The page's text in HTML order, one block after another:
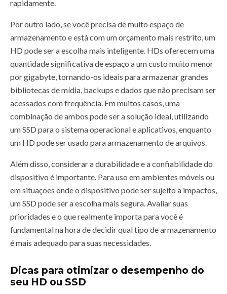
rapidamente.
Por outro lado, se você precisa de muito espaço de
armazenamento e está com um orçamento mais restrito, um
HD pode ser a escolha mais inteligente. HDs oferecem uma
quantidade significativa de espaço a um custo muito menor
por gigabyte, tornando-os ideais para armazenar grandes
bibliotecas de mídia, backups e dados que não precisam ser
acessados com frequência. Em muitos casos, uma
combinação de ambos pode ser a solução ideal, utilizando
um SSD para o sistema operacional e aplicativos, enquanto
um HD pode ser usado para armazenamento de arquivos.
Além disso, considerar a durabilidade e a confiabilidade do
dispositivo é importante. Para uso em ambientes móveis ou
em situações onde o dispositivo pode ser sujeito a impactos,
um SSD pode ser a escolha mais segura. Avaliar suas
prioridades e o que realmente importa para você é
fundamental na hora de decidir qual tipo de armazenamento
é mais adequado para suas necessidades.
Dicas para otimizar o desempenho do
seu HD ou SSD